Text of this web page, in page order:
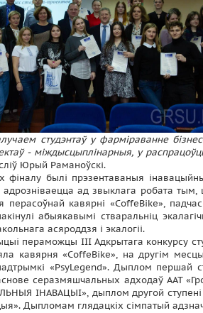
студэнтаў у фарміраванне
- міждысцыплінарныя, у
Юрый Раманоўскі.
фіналу былі прэзентаваныя
адрозніваецца ад звыклага робата
перасоўнай кавярні «CoffeBikе»,
абыякавымі стваральніц
асяроддзя і экалогіі.
пераможцы III Адкрытага конкурсу
кавярня «CoffeBikе», на другім
«PsyLegend». Дыплом
серазмяшчальных адходаў ААТ
ІНАВАЦЫІ», дыплом другой
Дыпломам глядацкіх сімпатый